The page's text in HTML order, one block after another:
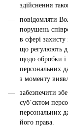
здійснення
повідомляти
порушень
в сфері
що регулюють
щодо обробки і
персональних
з моменту
забезпечити
суб’єктом
персональних
його права.